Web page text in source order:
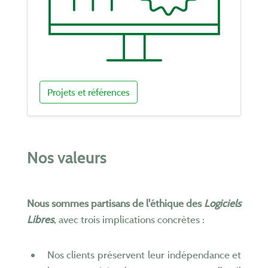
Projets et références
Nos valeurs
Nous sommes partisans de l'éthique desLogiciels
Libres, avec trois implications concrètes :
Nos clients préservent leur indépendance et